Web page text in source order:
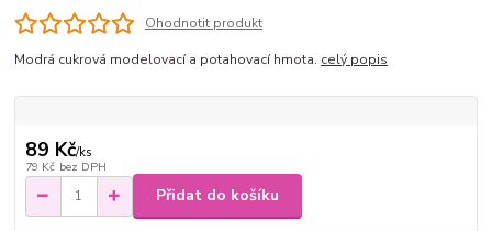
Ohodnotit produkt
Modrá cukrová modelovací a potahovací hmota. celý popis
89 Kč/ks
79 Kč bez DPH
Přidat do košíku